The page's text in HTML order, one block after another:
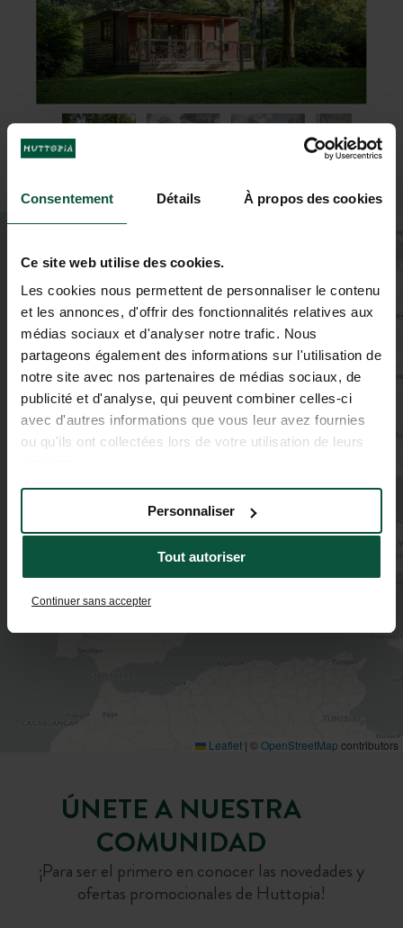
Consentement Détails À propos des cookies
Ce site web utilise des cookies.
Les cookies nous permettent de personnaliser le contenu
et les annonces, d'offrir des fonctionnalités relatives aux
médias sociaux et d'analyser notre trafic. Nous
partageons également des informations sur l'utilisation de
notre site avec nos partenaires de médias sociaux, de
publicité et d'analyse, qui peuvent combiner celles-ci
avec d'autres informations que vous leur avez fournies
ou qu'ils ont collectées lors de votre utilisation de leurs
Tout autoriser
Personnaliser
Continuer sans accepter
2
2
−
Leaflet | ©OpenStreetMap contributors
ÚNETE A NUESTRA
COMUNIDAD
¡Para ser el primero en conocer las novedades y
ofertas promocionales de Huttopia!